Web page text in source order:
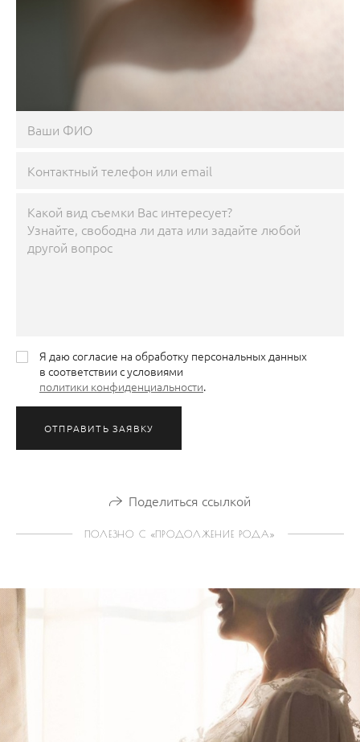
Я даю согласие на обработку персональных данных
в соответствии с условиями
политики конфиденциальности.
ОТПРАВИТЬ ЗАЯВКУ
Поделиться ссылкой
ПОЛЕЗНО С «ПРОДОЛЖЕНИЕ РОДА»